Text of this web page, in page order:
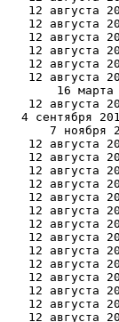
12 августа
12 августа
12 августа
12 августа
12 августа
12 августа
16 марта
12 августа
4 сентября
7 ноября
12 августа
12 августа
12 августа
12 августа
12 августа
12 августа
12 августа
12 августа
12 августа
12 августа
12 августа
12 августа
12 августа
12 августа